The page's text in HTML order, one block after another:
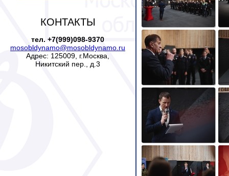
КОНТАКТЫ
тел. +7(999)098-9370
mosobldynamo@mosobldynamo.ru
Адрес: 125009, г.Москва,
Никитский пер., д.3